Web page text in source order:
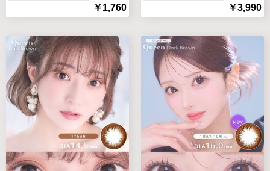
￥1,760 ￥3,990